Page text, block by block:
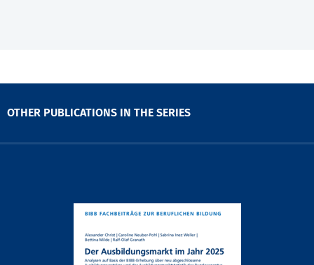
OTHER PUBLICATIONS IN THE SERIES